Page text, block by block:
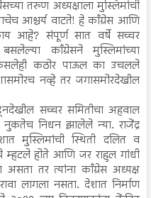
तरुण अध्यक्षाला मुस्लिमांची
आश्चर्य वाटते! हे काँग्रेस आणि
आहे? संपूर्ण सात वर्षे सच्चर
काँग्रेसने मुस्लिमांच्या
कठोर पाऊल का उचलले
नव्हे तर जगासमोरदेखील
सच्चर समितीचा अहवाल
निधन झालेले न्या. राजेंद्र
मुस्लिमांची स्थिती दलित व
म्हटले होते आणि जर राहुल गांधी
तर त्यांना काँग्रेस अध्यक्ष
लागला नसता. देशात निर्माण